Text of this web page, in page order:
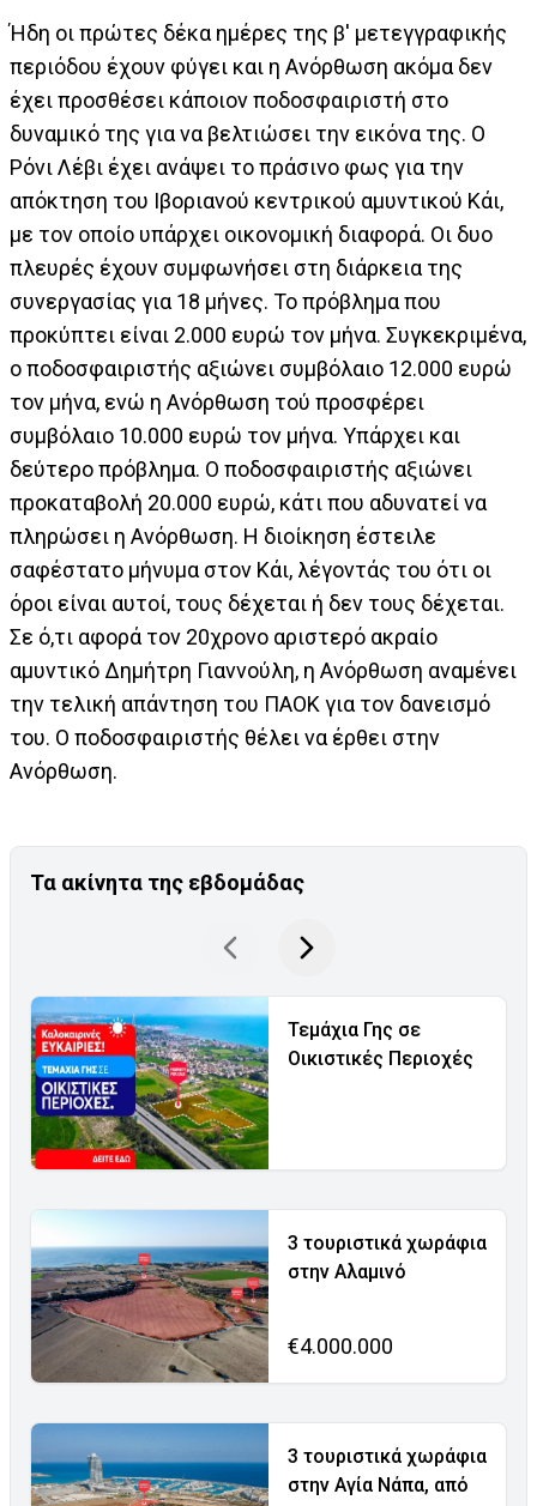
Ήδη οι πρώτες δέκα ημέρες της β' μετεγγραφικής
περιόδου έχουν φύγει και η Ανόρθωση ακόμα δεν
έχει προσθέσει κάποιον ποδοσφαιριστή στο
δυναμικό της για να βελτιώσει την εικόνα της. Ο
Ρόνι Λέβι έχει ανάψει το πράσινο φως για την
απόκτηση του Ιβοριανού κεντρικού αμυντικού Κάι,
με τον οποίο υπάρχει οικονομική διαφορά. Οι δυο
πλευρές έχουν συμφωνήσει στη διάρκεια της
συνεργασίας για 18 μήνες. Το πρόβλημα που
προκύπτει είναι 2.000 ευρώ τον μήνα. Συγκεκριμένα,
ο ποδοσφαιριστής αξιώνει συμβόλαιο 12.000 ευρώ
τον μήνα, ενώ η Ανόρθωση τού προσφέρει
συμβόλαιο 10.000 ευρώ τον μήνα. Υπάρχει και
δεύτερο πρόβλημα. Ο ποδοσφαιριστής αξιώνει
προκαταβολή 20.000 ευρώ, κάτι που αδυνατεί να
πληρώσει η Ανόρθωση. Η διοίκηση έστειλε
σαφέστατο μήνυμα στον Κάι, λέγοντάς του ότι οι
όροι είναι αυτοί, τους δέχεται ή δεν τους δέχεται.
Σε ό,τι αφορά τον 20χρονο αριστερό ακραίο
αμυντικό Δημήτρη Γιαννούλη, η Ανόρθωση αναμένει
την τελική απάντηση του ΠΑΟΚ για τον δανεισμό
του. Ο ποδοσφαιριστής θέλει να έρθει στην
Ανόρθωση.
Τα ακίνητα της εβδομάδας
Τεμάχια Γης σε
Οικιστικές Περιοχές
3 τουριστικά χωράφια
στην Αλαμινό
€4.000.000
3 τουριστικά χωράφια
στην Αγία Νάπα, από